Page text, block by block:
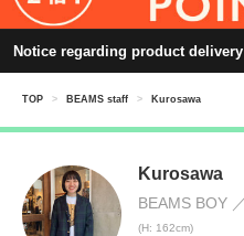
Notice regarding product delivery
TOP > BEAMS staff > Kurosawa
Kurosawa
BEAMS BOY
(H: 162cm)